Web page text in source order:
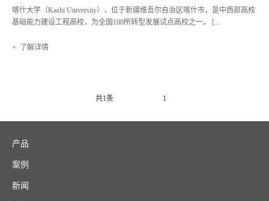
喀什大学（Kashi University），位于新疆维吾尔自治区喀什市，是中西部高校
基础能力建设工程高校，为全国100所转型发展试点高校之一。 [...
+ 了解详情
共1条 1
产品
案例
新闻